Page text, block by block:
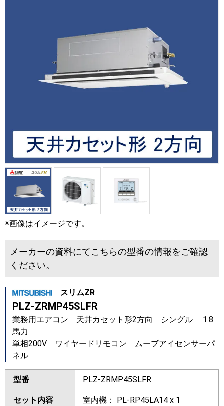
※画像はイメージです。
メーカーの資料にてこちらの型番の情報をご確認
ください。
スリムZR
PLZ-ZRMP45SLFR
業務用エアコン 天井カセット形2方向 シングル 1.8
馬力
単相200V ワイヤードリモコン ムーブアイセンサーパ
ネル
型番 PLZ-ZRMP45SLFR
セット内容
室内機： PL-RP45LA14 x 1